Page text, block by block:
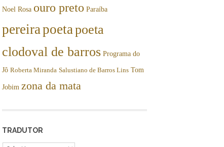
Noel Rosa ouro preto Paraíba
pereira poeta poeta
clodoval de barros Programa do
Jô Roberta Miranda Salustiano de Barros Lins Tom
Jobim zona da mata
TRADUTOR